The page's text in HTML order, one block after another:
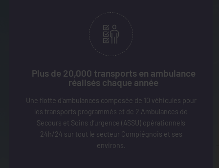
Plus de 20,000 transports en ambulance
réalisés chaque année
Une flotte d’ambulances composée de 10 véhicules pour
les transports programmés et de 2 Ambulances de
Secours et Soins d’urgence (ASSU) opérationnels
24h/24 sur tout le secteur Compiégnois et ses
environs.